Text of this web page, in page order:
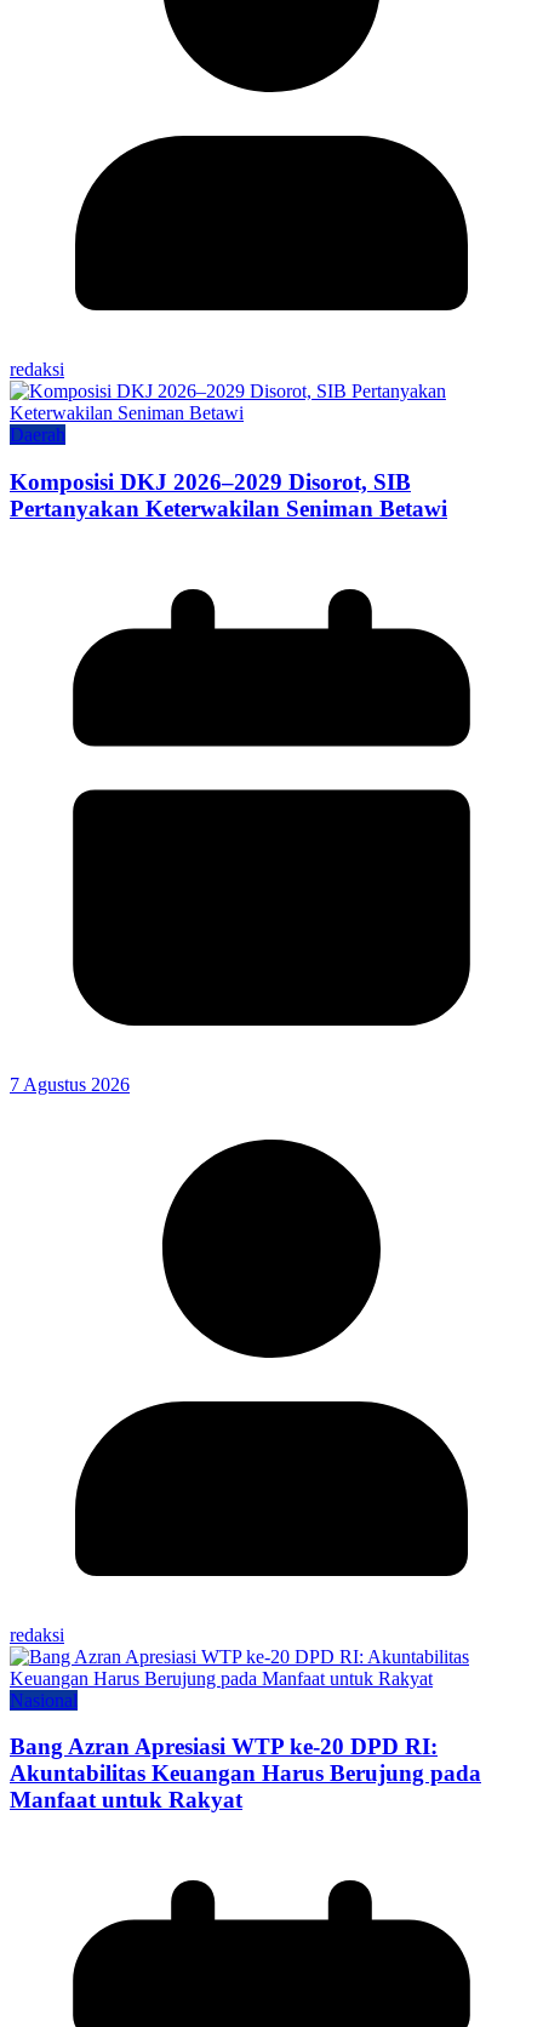
redaksi
Daerah
Komposisi DKJ 2026–2029 Disorot, SIB
Pertanyakan Keterwakilan Seniman Betawi
7 Agustus 2026
redaksi
Nasional
Bang Azran Apresiasi WTP ke-20 DPD RI:
Akuntabilitas Keuangan Harus Berujung pada
Manfaat untuk Rakyat